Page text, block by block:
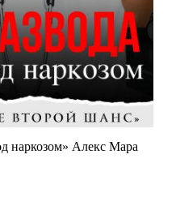
наркозом» Алекс Мара